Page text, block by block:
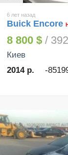
6 лет назад
Buick Encore
8 800 $ /
Киев
2014 р.
-